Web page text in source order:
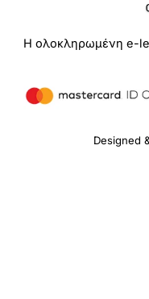
Η ολοκληρωμένη e-
Designed